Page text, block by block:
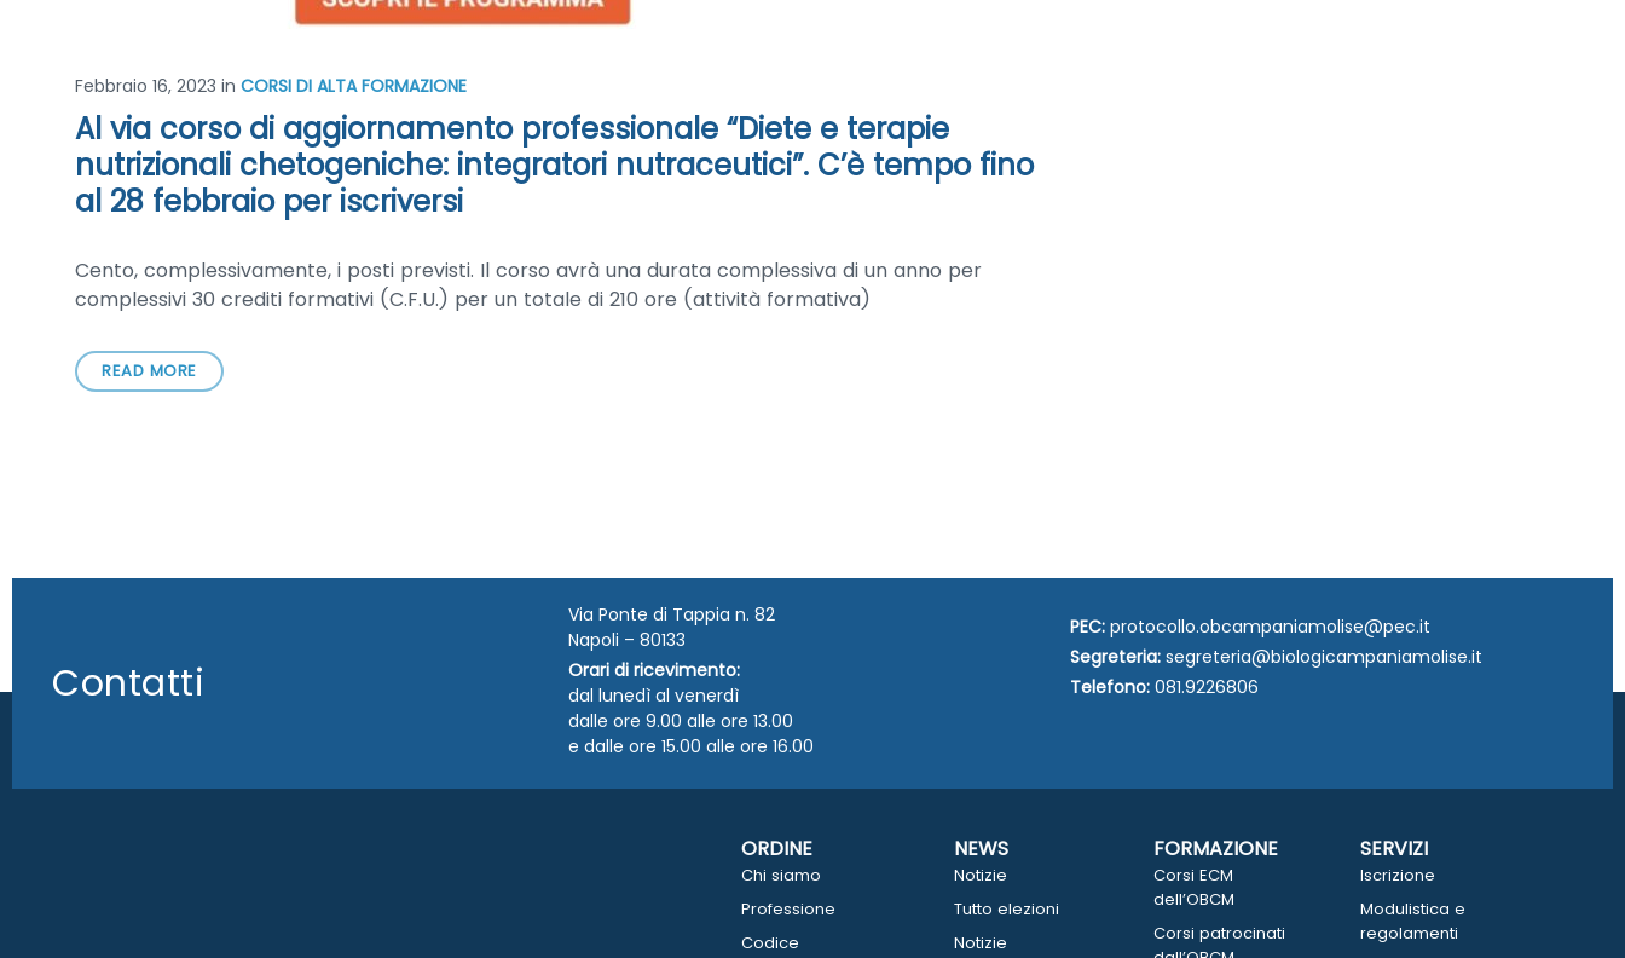
Febbraio 16, 2023 in CORSI DI ALTA FORMAZIONE
Al via corso di aggiornamento professionale “Diete e terapie
nutrizionali chetogeniche: integratori nutraceutici”. C’è tempo fino
al 28 febbraio per iscriversi
Cento, complessivamente, i posti previsti. Il corso avrà una durata complessiva di un anno per
complessivi 30 crediti formativi (C.F.U.) per un totale di 210 ore (attività formativa)
READ MORE
Contatti
Via Ponte di Tappia n. 82
Napoli – 80133
Orari di ricevimento:
dal lunedì al venerdì
dalle ore 9.00 alle ore 13.00
e dalle ore 15.00 alle ore 16.00
PEC: protocollo.obcampaniamolise@pec.it
Segreteria: segreteria@biologicampaniamolise.it
Telefono: 081.9226806
ORDINE
Chi siamo
Professione
Codice
NEWS
Notizie
Tutto elezioni
Notizie
FORMAZIONE
Corsi ECM
dell’OBCM
Corsi patrocinati
SERVIZI
Iscrizione
Modulistica e
regolamenti